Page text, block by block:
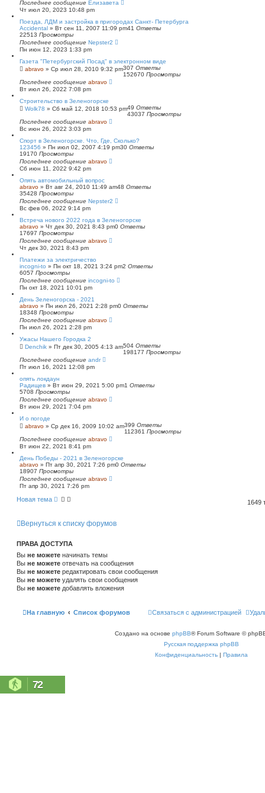
Последнее сообщение Елизавета
Чт июл 20, 2023 10:48 pm
Поезда, ЛДМ и застройка в пригородах Санкт- Петербурга
Accidental » Вт сен 11, 2007 11:09 pm41 Ответы
22513 Просмотры
Последнее сообщение Nepster2
Пн июн 12, 2023 1:33 pm
Газета "Петербургский Посад" в электронном виде
abravo » Ср июл 28, 2010 9:32 pm307 Ответы
152670 Просмотры
Последнее сообщение abravo
Вт июл 26, 2022 7:08 pm
Строительство в Зеленогорске
Wolk78 » Сб май 12, 2018 10:53 pm49 Ответы
43037 Просмотры
Последнее сообщение abravo
Вс июн 26, 2022 3:03 pm
Спорт в Зеленогорске. Что, Где, Сколько?
123456 » Пн июл 02, 2007 4:19 pm30 Ответы
19170 Просмотры
Последнее сообщение abravo
Сб июн 11, 2022 9:42 pm
Опять автомобильный вопрос
abravo » Вт авг 24, 2010 11:49 am48 Ответы
35428 Просмотры
Последнее сообщение Nepster2
Вс фев 06, 2022 9:14 pm
Встреча нового 2022 года в Зеленогорске
abravo » Чт дек 30, 2021 8:43 pm0 Ответы
17697 Просмотры
Последнее сообщение abravo
Чт дек 30, 2021 8:43 pm
Платежи за электричество
incogni-to » Пн окт 18, 2021 3:24 pm2 Ответы
6057 Просмотры
Последнее сообщение incogni-to
Пн окт 18, 2021 10:01 pm
День Зеленогорска - 2021
abravo » Пн июл 26, 2021 2:28 pm0 Ответы
18348 Просмотры
Последнее сообщение abravo
Пн июл 26, 2021 2:28 pm
Ужасы Нашего Городка 2
Denchik » Пт дек 30, 2005 4:13 am504 Ответы
198177 Просмотры
Последнее сообщение andr
Пт июл 16, 2021 12:08 pm
опять локдаун
Радищев » Вт июн 29, 2021 5:00 pm1 Ответы
5708 Просмотры
Последнее сообщение abravo
Вт июн 29, 2021 7:04 pm
И о погоде
abravo » Ср дек 16, 2009 10:02 am399 Ответы
112361 Просмотры
Последнее сообщение abravo
Вт июн 22, 2021 8:41 pm
День Победы - 2021 в Зеленогорске
abravo » Пт апр 30, 2021 7:26 pm0 Ответы
18907 Просмотры
Последнее сообщение abravo
Пт апр 30, 2021 7:26 pm
Новая тема 1649
Вернуться к списку форумов
ПРАВА ДОСТУПА
Вы не можете начинать темы
Вы не можете отвечать на сообщения
Вы не можете редактировать свои сообщения
Вы не можете удалять свои сообщения
Вы не можете добавлять вложения
На главную Список форумов Связаться с администрацией
Создано на основе phpBB® Forum Software ©
Русская поддержка phpBB
Конфиденциальность | Правила
72